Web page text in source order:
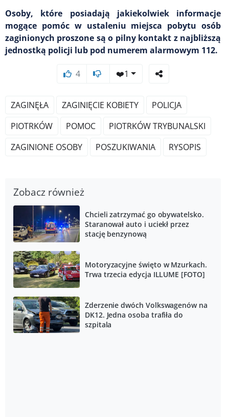
Osoby, które posiadają jakiekolwiek informacje
mogące pomóc w ustaleniu miejsca pobytu osób
zaginionych proszone są o pilny kontakt z najbliższą
jednostką policji lub pod numerem alarmowym 112.
4 ❤️1
ZAGINĘŁA ZAGINIĘCIE KOBIETY
POLICJA
PIOTRKÓW
POMOC
PIOTRKÓW TRYBUNALSKI
ZAGINIONE OSOBY
POSZUKIWANIA RYSOPIS
Zobacz również
Chcieli zatrzymać go obywatelsko.
Staranował auto i uciekł przez
stację benzynową
Motoryzacyjne święto w Mzurkach.
Trwa trzecia edycja ILLUME [FOTO]
Zderzenie dwóch Volkswagenów na
DK12. Jedna osoba trafiła do
szpitala